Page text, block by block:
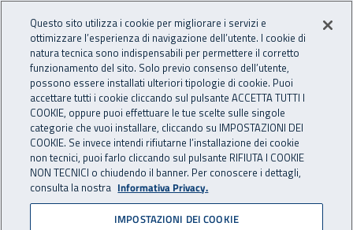
INAIL - Istituto Nazionale
Apri cerca
Navigazione principale
Navigazione - Ti trovi in:
Home Inail comunica Eventi
25 gennaio 2022
Questo sito utilizza i cookie per migliorare i servizi e
ottimizzare l’esperienza di navigazione dell’utente. I cookie di
natura tecnica sono indispensabili per permettere il corretto
funzionamento del sito. Solo previo consenso dell’utente,
possono essere installati ulteriori tipologie di cookie. Puoi
accettare tutti i cookie cliccando sul pulsante ACCETTA TUTTI I
COOKIE, oppure puoi effettuare le tue scelte sulle singole
categorie che vuoi installare, cliccando su IMPOSTAZIONI DEI
COOKIE. Se invece intendi rifiutarne l’installazione dei cookie
non tecnici, puoi farlo cliccando sul pulsante RIFIUTA I COOKIE
NON TECNICI o chiudendo il banner. Per conoscere i dettagli,
consulta la nostra Informativa Privacy.
IMPOSTAZIONI DEI COOKIE